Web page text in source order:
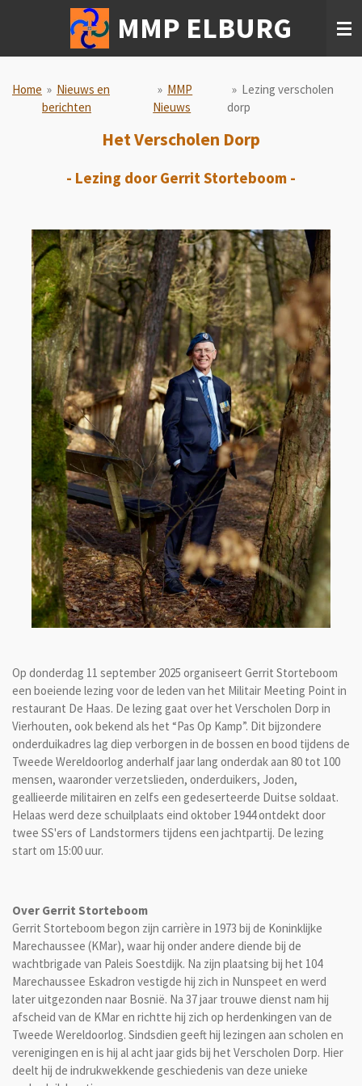
hoofdinhoud
MMP ELBURG
Home » Nieuws en
berichten
» MMP
Nieuws
» Lezing verscholen
dorp
Het Verscholen Dorp
- Lezing door Gerrit Storteboom -
Op donderdag 11 september 2025 organiseert Gerrit Storteboom
een boeiende lezing voor de leden van het Militair Meeting Point in
restaurant De Haas. De lezing gaat over het Verscholen Dorp in
Vierhouten, ook bekend als het “Pas Op Kamp”. Dit bijzondere
onderduikadres lag diep verborgen in de bossen en bood tijdens de
Tweede Wereldoorlog anderhalf jaar lang onderdak aan 80 tot 100
mensen, waaronder verzetslieden, onderduikers, Joden,
geallieerde militairen en zelfs een gedeserteerde Duitse soldaat.
Helaas werd deze schuilplaats eind oktober 1944 ontdekt door
twee SS'ers of Landstormers tijdens een jachtpartij. De lezing
start om 15:00 uur.
Over Gerrit Storteboom
Gerrit Storteboom begon zijn carrière in 1973 bij de Koninklijke
Marechaussee (KMar), waar hij onder andere diende bij de
wachtbrigade van Paleis Soestdijk. Na zijn plaatsing bij het 104
Marechaussee Eskadron vestigde hij zich in Nunspeet en werd
later uitgezonden naar Bosnië. Na 37 jaar trouwe dienst nam hij
afscheid van de KMar en richtte hij zich op herdenkingen van de
Tweede Wereldoorlog. Sindsdien geeft hij lezingen aan scholen en
verenigingen en is hij al acht jaar gids bij het Verscholen Dorp. Hier
deelt hij de indrukwekkende geschiedenis van deze unieke